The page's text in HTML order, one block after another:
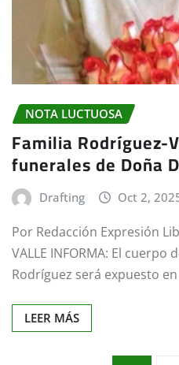
NOTA LUCTUOSA
Familia Rodríguez-
funerales de Doña
Drafting Oct 2,
Por Redacción Expresión
VALLE INFORMA: El cuerpo
Rodríguez será expuesto
LEER MÁS